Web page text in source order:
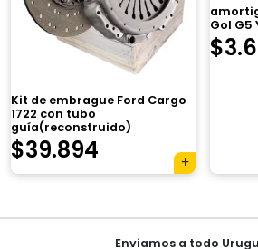
Kit de embrague Ford Cargo
1722 con tubo
guía(reconstruido)
$39.894
Gol G5
$
NavegaciónEnviamos a todo
Tu carrito está
automáticamente.